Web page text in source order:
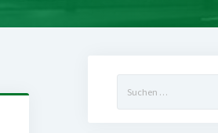
nach: